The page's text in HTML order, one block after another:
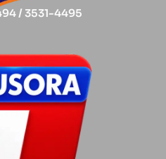
/ 3531-4495